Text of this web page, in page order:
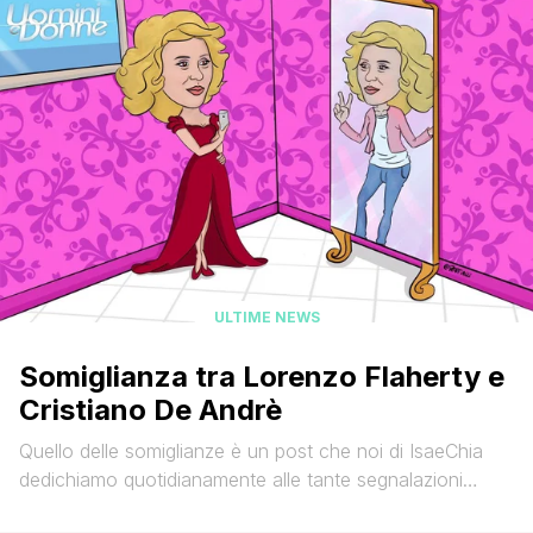
vicenda, [']
ULTIME NEWS
Somiglianza tra Lorenzo Flaherty e
Cristiano De Andrè
Quello delle somiglianze è un post che noi di IsaeChia
dedichiamo quotidianamente alle tante segnalazioni